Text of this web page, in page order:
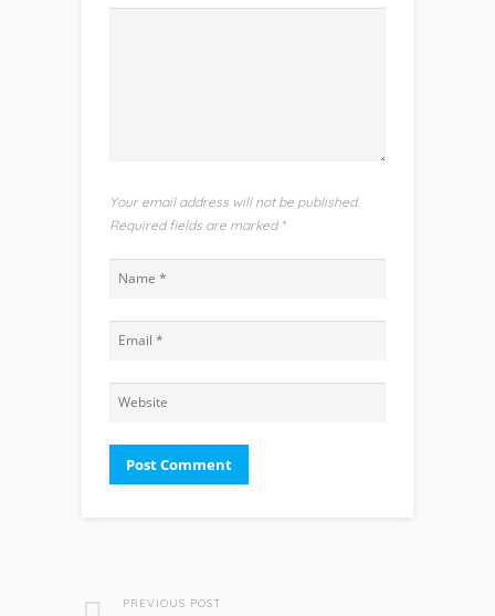
Your email address will not be published.
Required fields are marked *
PREVIOUS POST